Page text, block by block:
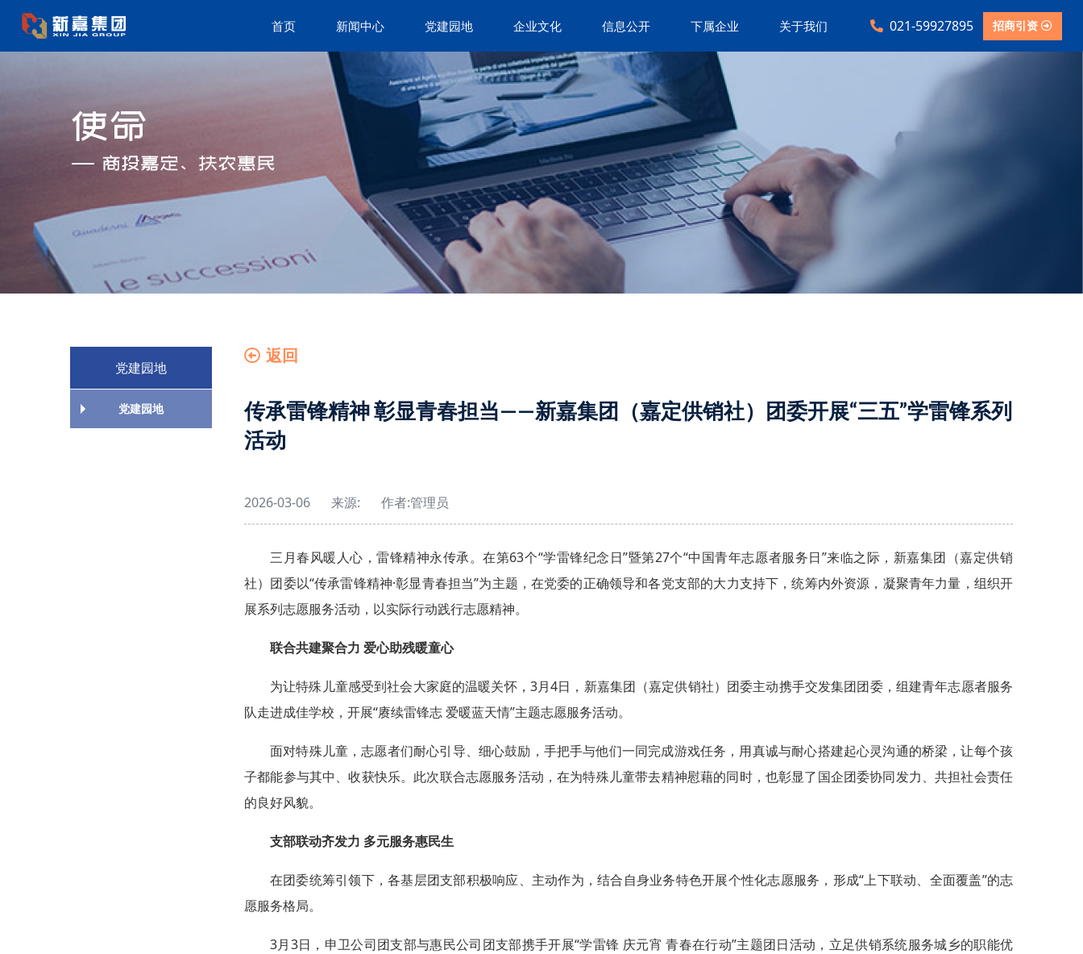
首页 新闻中心 党建园地 企业文化 信息公开 下属企业 关于我们 021-59927895 招商引资
党建园地
党建园地
返回
传承雷锋精神 彰显青春担当——新嘉集团（嘉定供销社）团委开展“三五”学雷锋系列
活动
2026-03-06 来源: 作者:管理员
三月春风暖人心，雷锋精神永传承。在第63个“学雷锋纪念日”暨第27个“中国青年志愿者服务日”来临之际，新嘉集团（嘉定供销
社）团委以“传承雷锋精神·彰显青春担当”为主题，在党委的正确领导和各党支部的大力支持下，统筹内外资源，凝聚青年力量，组织开
展系列志愿服务活动，以实际行动践行志愿精神。
联合共建聚合力 爱心助残暖童心
为让特殊儿童感受到社会大家庭的温暖关怀，3月4日，新嘉集团（嘉定供销社）团委主动携手交发集团团委，组建青年志愿者服务
队走进成佳学校，开展“赓续雷锋志 爱暖蓝天情”主题志愿服务活动。
面对特殊儿童，志愿者们耐心引导、细心鼓励，手把手与他们一同完成游戏任务，用真诚与耐心搭建起心灵沟通的桥梁，让每个孩
子都能参与其中、收获快乐。此次联合志愿服务活动，在为特殊儿童带去精神慰藉的同时，也彰显了国企团委协同发力、共担社会责任
的良好风貌。
支部联动齐发力 多元服务惠民生
在团委统筹引领下，各基层团支部积极响应、主动作为，结合自身业务特色开展个性化志愿服务，形成“上下联动、全面覆盖”的志
愿服务格局。
3月3日，申卫公司团支部与惠民公司团支部携手开展“学雷锋 庆元宵 青春在行动”主题团日活动，立足供销系统服务城乡的职能优